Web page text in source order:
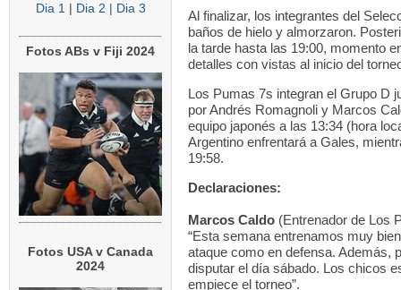
Dia 1 | Dia 2 | Dia 3
Fotos ABs v Fiji 2024
Fotos USA v Canada
2024
Al finalizar, los integrantes del
baños de hielo y almorzaron.
la tarde hasta las 19:00, momento
detalles con vistas al inicio del
Los Pumas 7s integran el Grupo D
por Andrés Romagnoli y Marcos
equipo japonés a las 13:34 (hora
Argentino enfrentará a Gales,
19:58.
Declaraciones:
Marcos Caldo (Entrenador de Los
“Esta semana entrenamos muy
ataque como en defensa. Además,
disputar el día sábado. Los chicos
empiece el torneo”.